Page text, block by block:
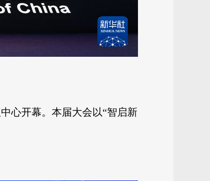
心开幕。本届大会以“智启新